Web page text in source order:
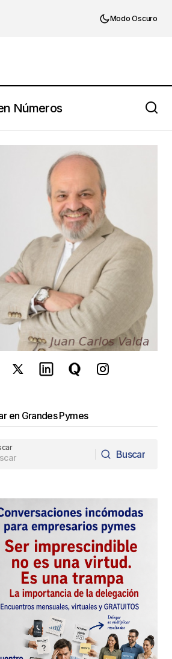
Modo Oscuro
Números
empresas familiares
en Grandes Pymes
Buscar